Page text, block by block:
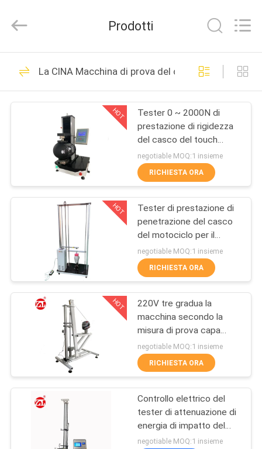
CASA
PRODOTTI
NOI
FABBRICA
CONTROLLO
QUALITÀ
CONTATTICI
Instrument
Technology
All
Reserved.
Macchina di prova
di gomma
268
Macchina di
vulcanizzazione
della stampa
43
Un mulino di due
rotoli
Prodotti
La CINA Macchina di prova del casco
HOT
Tester 0 ~ 2000N di
prestazione di rigidezza
del casco del touch
screen dello SpA
GB24429
negotiable MOQ:1 insieme
RICHIESTA ORA
HOT
Tester di prestazione di
penetrazione del casco
del motociclo per il
casco pieno o mezzo
negotiable MOQ:1 insieme
RICHIESTA ORA
HOT
220V tre gradua la
macchina secondo la
misura di prova capa
della stabilità del
dispositivo della
riparazione del casco
negotiable MOQ:1 insieme
RICHIESTA ORA
Controllo elettrico del
tester di attenuazione di
energia di impatto del
casco della motocicletta
negotiable MOQ:1 insieme